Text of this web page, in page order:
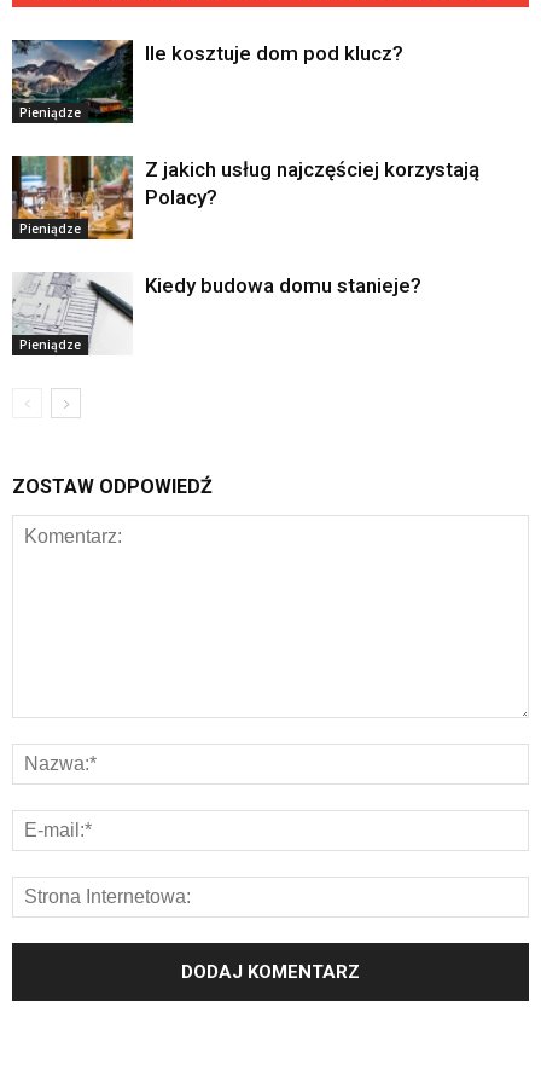
Pieniądze
Ile kosztuje dom pod klucz?
Pieniądze
Z jakich usług najczęściej korzystają
Polacy?
Pieniądze
Kiedy budowa domu stanieje?
ZOSTAW ODPOWIEDŹ